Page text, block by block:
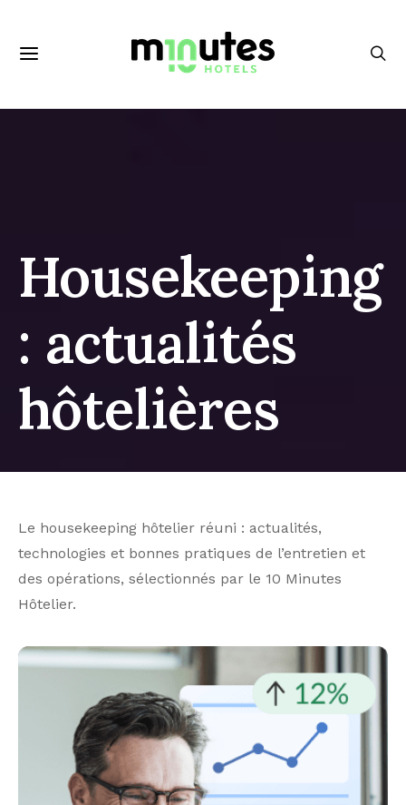
Housekeeping
: actualités
hôtelières
Le housekeeping hôtelier réuni : actualités,
technologies et bonnes pratiques de l’entretien et
des opérations, sélectionnés par le 10 Minutes
Hôtelier.